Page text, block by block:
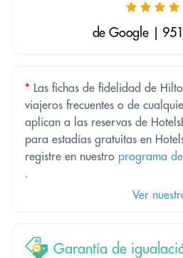
de Google |
* Las fichas de fidelidad de
viajeros frecuentes o de
aplican a las reservas de
para estadías gratuitas en
registre en nuestro programa
.
Ver
Garantía de